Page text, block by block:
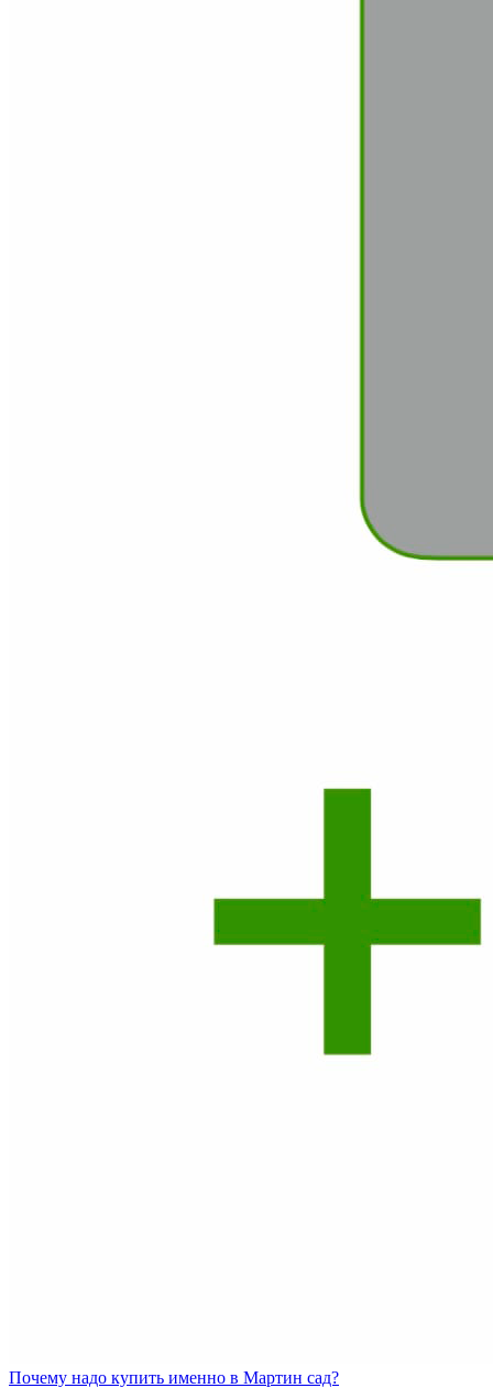
Почему надо купить именно в Мартин сад?